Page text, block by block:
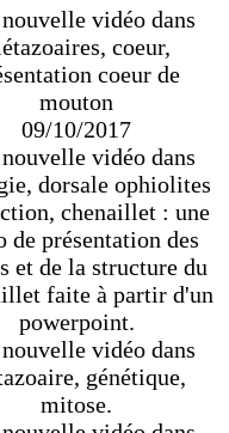
vidéo dans
coeur,
coeur de
mouton
09/10/2017
vidéo dans
dorsale ophiolites
chenaillet : une
de présentation des
et de la structure du
faite à partir d'un
powerpoint.
vidéo dans
génétique,
mitose.